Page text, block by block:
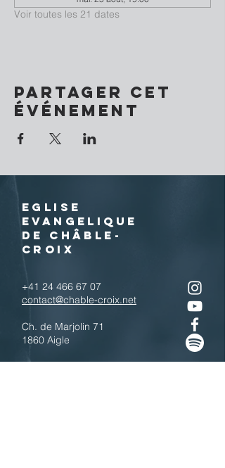
Voir toutes les 21 dates
Partager cet
événement
EGLISE
EVANGELIQUE
DE CHÂBLE-
CROIX
+41 24 466 67 07
contact@chable-croix.net
Ch. de Marjolin 71
1860 Aigle